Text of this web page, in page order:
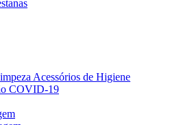
Acessórios de Higiene
COVID-19